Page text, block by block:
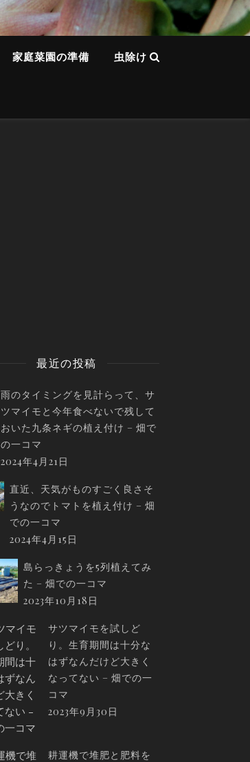
家庭菜園の準備 虫除け
最近の投稿
雨のタイミングを見計らって、サ
ツマイモと今年食べないで残して
おいた九条ネギの植え付け – 畑で
の一コマ
2024年4月21日
直近、天気がものすごく良さそ
うなのでトマトを植え付け – 畑
での一コマ
2024年4月15日
島らっきょうを5列植えてみ
た – 畑での一コマ
2023年10月18日
サツマイモを試しど
り。生育期間は十分な
はずなんだけど大きく
なってない – 畑での一
コマ
2023年9月30日
耕運機で堆肥と肥料を